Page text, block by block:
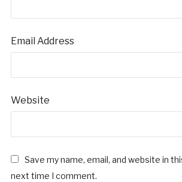
Email Address
Website
Save my name, email, and website in
next time I comment.